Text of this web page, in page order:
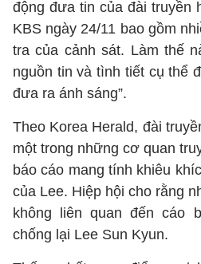
động đưa tin của đài truyền
KBS ngày 24/11 bao gồm
tra của cảnh sát. Làm thế
nguồn tin và tình tiết cụ thể
đưa ra ánh sáng”.
Theo Korea Herald, đài
một trong những cơ quan
báo cáo mang tính khiêu
của Lee. Hiệp hội cho rằng
không liên quan đến cáo
chống lại Lee Sun Kyun.